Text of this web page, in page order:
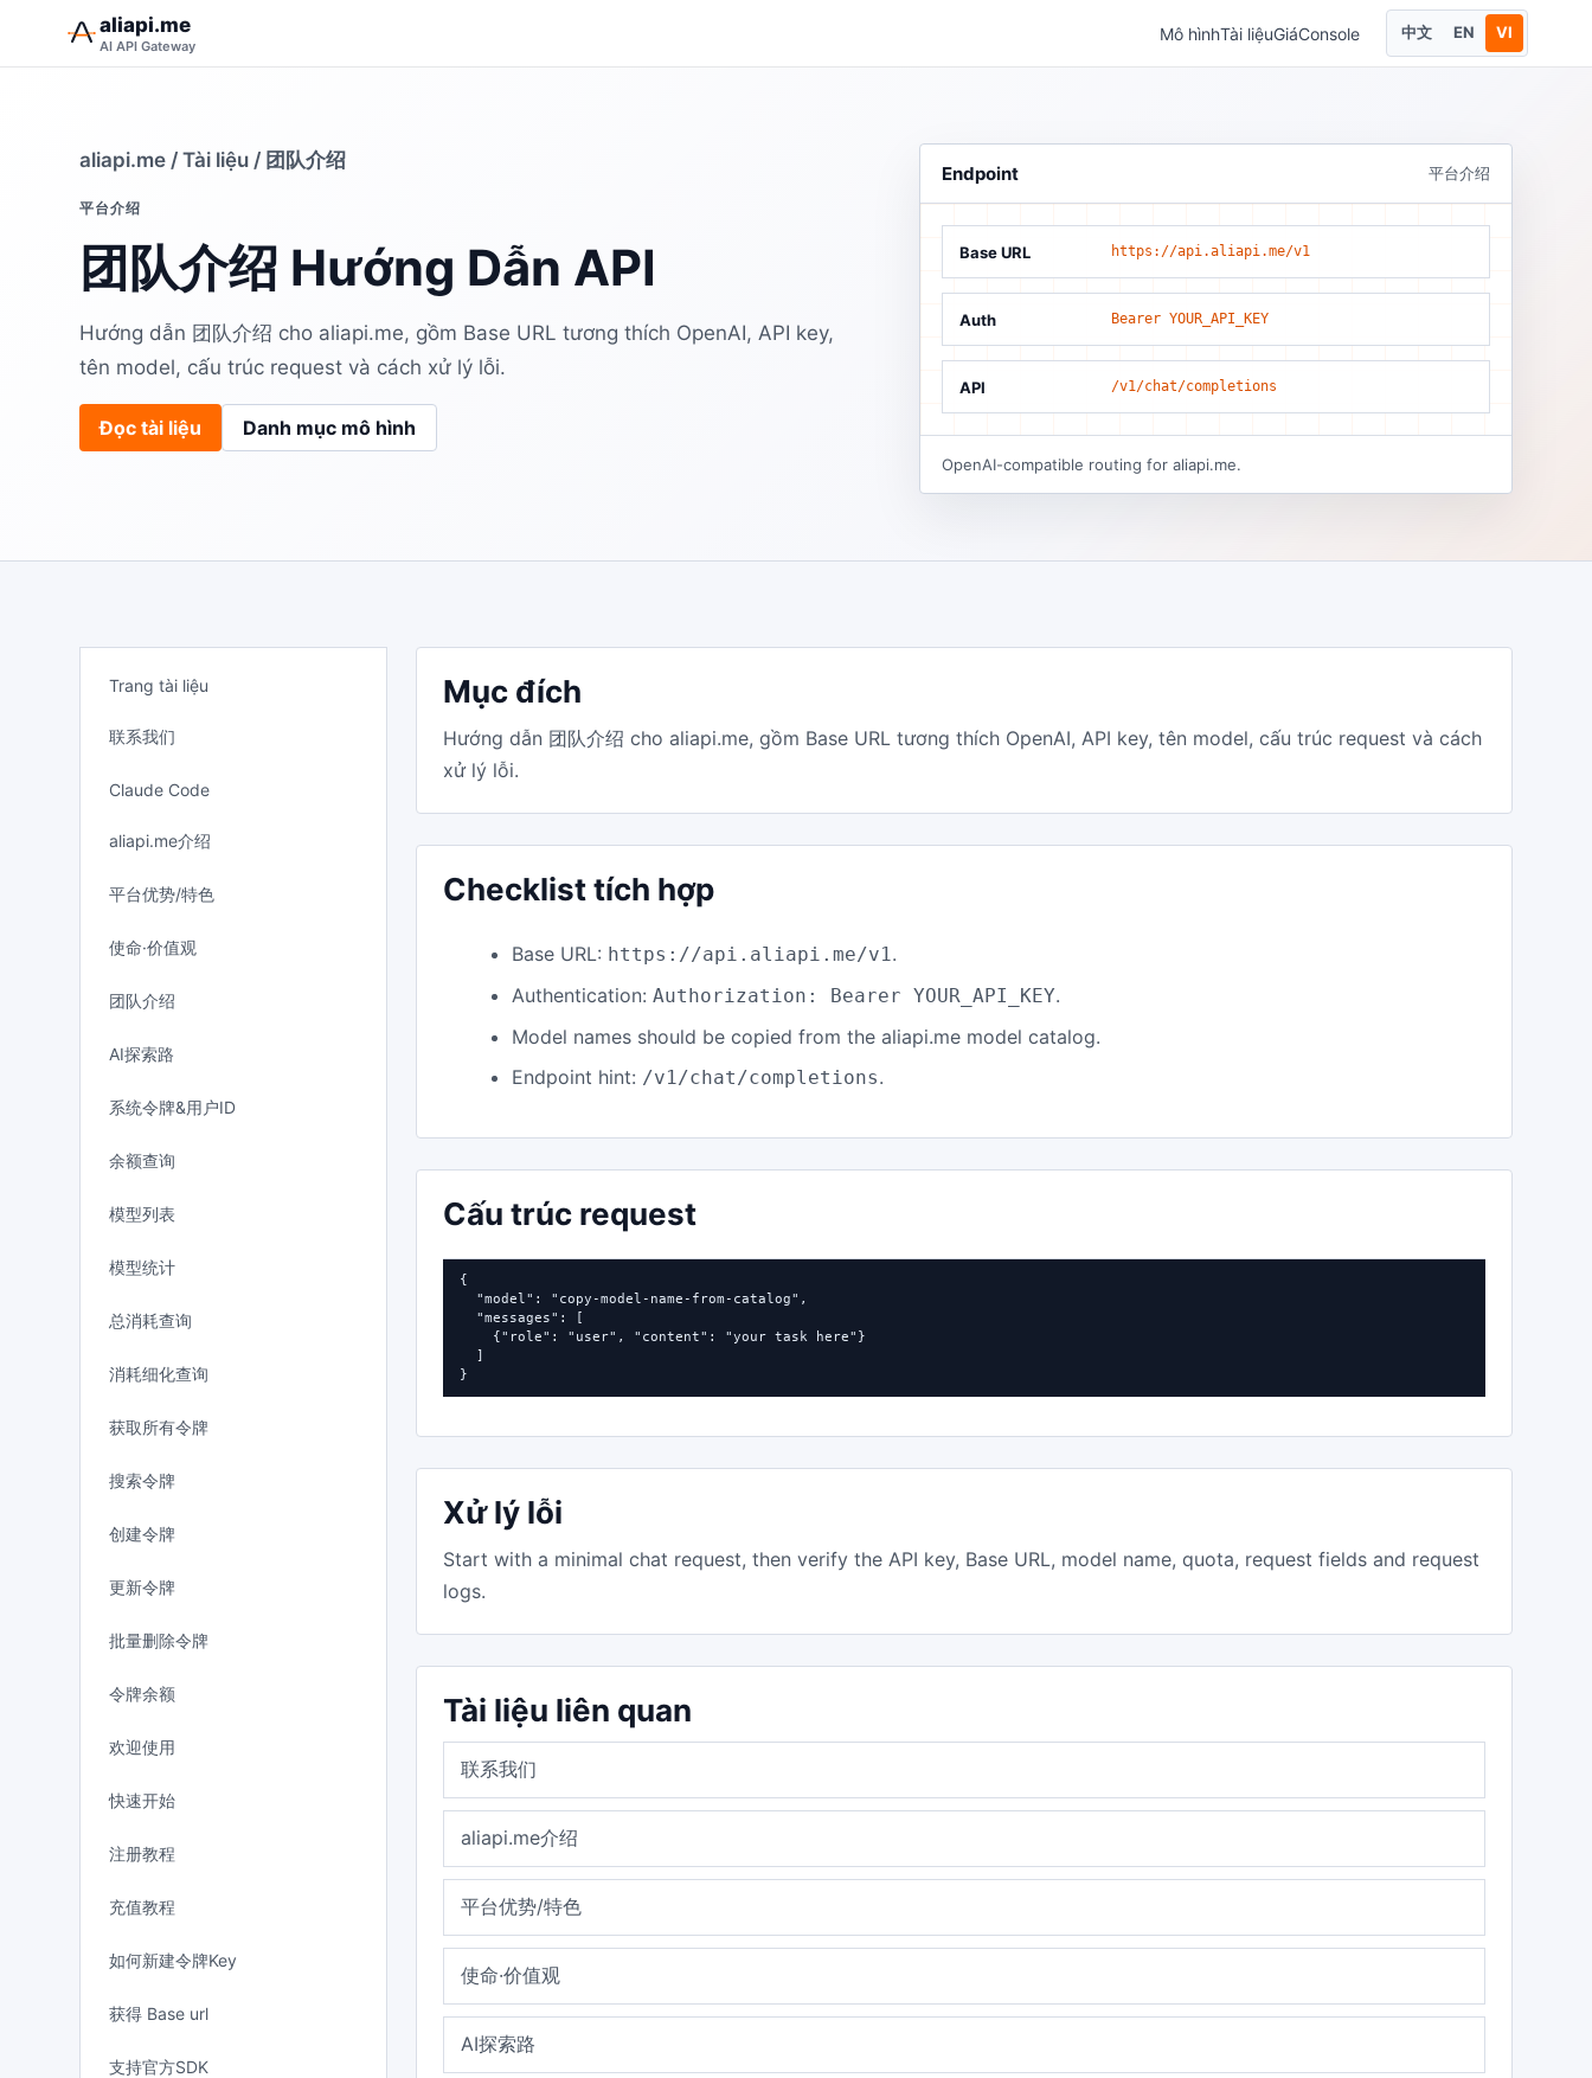
aliapi.me
AI API Gateway
Mô hìnhTài liệuGiáConsole 中文 EN VI
aliapi.me /Tài liệu / 团队介绍
平台介绍
团队介绍 Hướng Dẫn API
Hướng dẫn 团队介绍 cho aliapi.me, gồm Base URL tương thích OpenAI, API key,
tên model, cấu trúc request và cách xử lý lỗi.
Đọc tài liệu Danh mục mô hình
Endpoint 平台介绍
Base URL https://api.aliapi.me/v1
Auth Bearer YOUR_API_KEY
API /v1/chat/completions
OpenAI-compatible routing for aliapi.me.
Trang tài liệu
联系我们
Claude Code
aliapi.me介绍
平台优势/特色
使命·价值观
团队介绍
AI探索路
系统令牌&用户ID
余额查询
模型列表
模型统计
总消耗查询
消耗细化查询
获取所有令牌
搜索令牌
创建令牌
更新令牌
批量删除令牌
令牌余额
欢迎使用
快速开始
注册教程
充值教程
如何新建令牌Key
获得 Base url
支持官方SDK
Mục đích
Hướng dẫn 团队介绍 cho aliapi.me, gồm Base URL tương thích OpenAI, API key, tên model, cấu trúc request và cách
xử lý lỗi.
Checklist tích hợp
Base URL: https://api.aliapi.me/v1.
Authentication:Authorization: Bearer YOUR_API_KEY.
Model names should be copied from the aliapi.me model catalog.
Endpoint hint: /v1/chat/completions.
Cấu trúc request
{
  "model": "copy-model-name-from-catalog",
  "messages": [
    {"role": "user", "content": "your task here"}
  ]
}
Xử lý lỗi
Start with a minimal chat request, then verify the API key, Base URL, model name, quota, request fields and request
logs.
Tài liệu liên quan
联系我们
aliapi.me介绍
平台优势/特色
使命·价值观
AI探索路